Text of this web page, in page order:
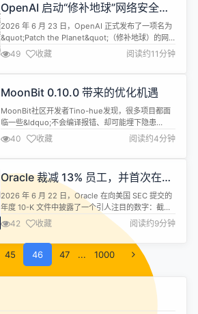
Soni...
OpenAI 启动“修补地球”网络安全计
划
2026 年 6 月 23 日，OpenAI 正式发布了一项名为
&quot;Patch the Planet&quot;（修补地球）的网
络安全计划。这个名字来自 1995 年经典黑客电影
《Hackers》中的台词 &quot;Hack the
Planet&quot;，但它的使命恰好与破解相反
而...
49 收藏 阅读约11分钟
MoonBit 0.10.0 带来的优化机遇
MoonBit社区开发者Tino-hue发现，很多项目都面
临一些&ldquo;不会编译报错、却可能埋下隐患
&rdquo;的依赖问题：版本过时、GPL 许可证风险、
依赖链中的 @deprecated API、循环依赖等。 为提
前发现这些风险，他开发了一个为 MoonBit 生态打
MoonBit De...
40 收藏 阅读约4分钟
Oracle 裁减 13% 员工，并首次在
SEC 文件中确认 AI 已导致岗位减少
2026 年 6 月 22 日，Oracle 在向美国 SEC 提交的
年度 10-K 文件中披露了一个引人注目的数字：截至
2026 年 5 月 31 日，公司全球员工总数为 141,000
人，较上一财年末的约 162,000 人减少了约 21,000
人，降幅约 13%。 这份文件同时披露了另一组数据
&mdash;&mdash;公司在 2026 财年支出...
42 收藏 阅读约9分钟
45 46 47 ... 1000